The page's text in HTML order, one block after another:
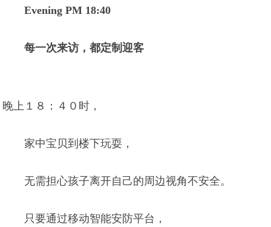
Evening PM 18:40
每一次来访，都定制迎客
晚上１８：４０时，
家中宝贝到楼下玩耍，
无需担心孩子离开自己的周边视角不安全。
只要通过移动智能安防平台，